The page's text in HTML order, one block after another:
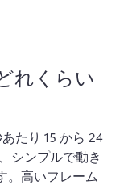
れくらい
たり 15 から 24
シンプルで動き
。高いフレーム